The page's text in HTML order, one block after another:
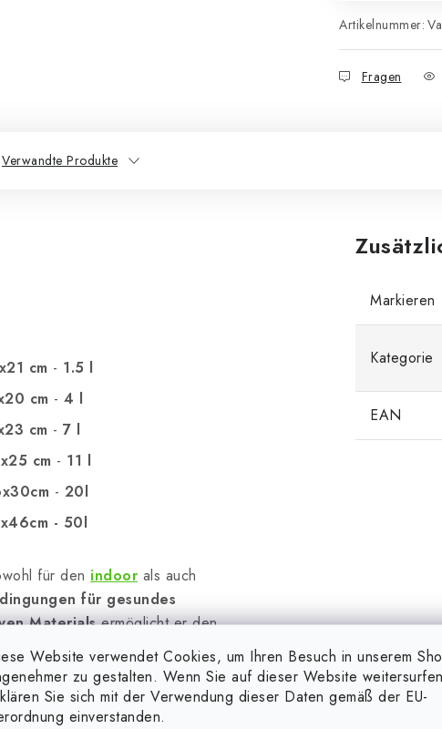
Website verwendet Cookies, um Ihren Besuch in unserem
zu gestalten. Wenn Sie auf dieser Website
Sie sich mit der Verwendung dieser Daten gemäß der EU-
einverstanden.
Artikelnummer:
Fragen
Verwandte Produkte
cm - 1.5 l
cm - 4 l
cm - 7 l
cm - 11 l
- 20l
- 50l
für den indoor als auch
für gesundes
Materialsermöglicht er den
Verkreisung
, was ein stärkeres
Stofftopf ist eine
und bietet gleichzeitig ein
ist er mit einem
Markieren
Kategorie
EAN